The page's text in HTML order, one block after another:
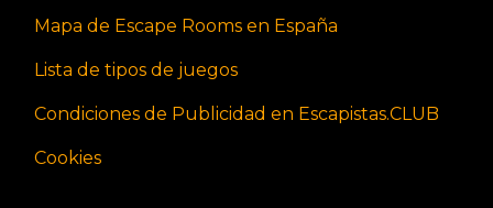
Mapa de Escape Rooms en España
Lista de tipos de juegos
Condiciones de Publicidad en Escapistas.CLUB
Cookies